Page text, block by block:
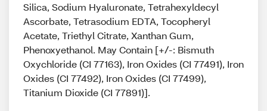
Silica, Sodium Hyaluronate, Tetrahexyldecyl
Ascorbate, Tetrasodium EDTA, Tocopheryl
Acetate, Triethyl Citrate, Xanthan Gum,
Phenoxyethanol. May Contain [+/-: Bismuth
Oxychloride (CI 77163), Iron Oxides (CI 77491), Iron
Oxides (CI 77492), Iron Oxides (CI 77499),
Titanium Dioxide (CI 77891)].